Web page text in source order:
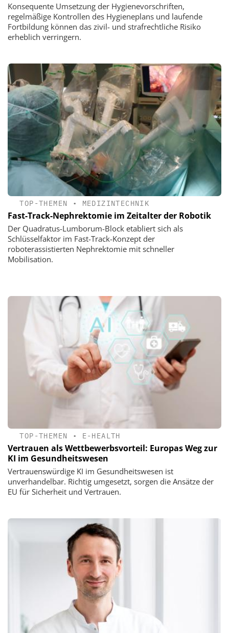
Konsequente Umsetzung der Hygienevorschriften,
regelmäßige Kontrollen des Hygieneplans und laufende
Fortbildung können das zivil- und strafrechtliche Risiko
erheblich verringern.
TOP-THEMEN • MEDIZINTECHNIK
Fast-Track-Nephrektomie im Zeitalter der Robotik
Der Quadratus-Lumborum-Block etabliert sich als
Schlüsselfaktor im Fast-Track-Konzept der
roboterassistierten Nephrektomie mit schneller
Mobilisation.
TOP-THEMEN • E-HEALTH
Vertrauen als Wettbewerbsvorteil: Europas Weg zur
KI im Gesundheitswesen
Vertrauenswürdige KI im Gesundheitswesen ist
unverhandelbar. Richtig umgesetzt, sorgen die Ansätze der
EU für Sicherheit und Vertrauen.